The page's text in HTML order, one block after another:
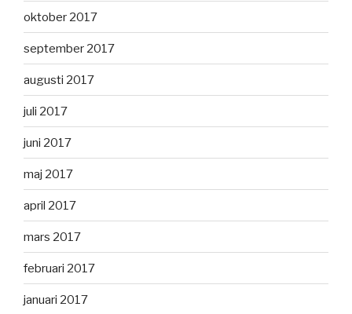
oktober 2017
september 2017
augusti 2017
juli 2017
juni 2017
maj 2017
april 2017
mars 2017
februari 2017
januari 2017